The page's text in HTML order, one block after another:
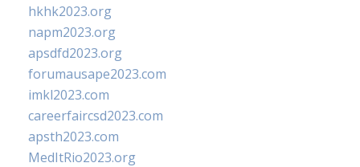
hkhk2023.org
napm2023.org
apsdfd2023.org
forumausape2023.com
imkl2023.com
careerfaircsd2023.com
apsth2023.com
MedItRio2023.org